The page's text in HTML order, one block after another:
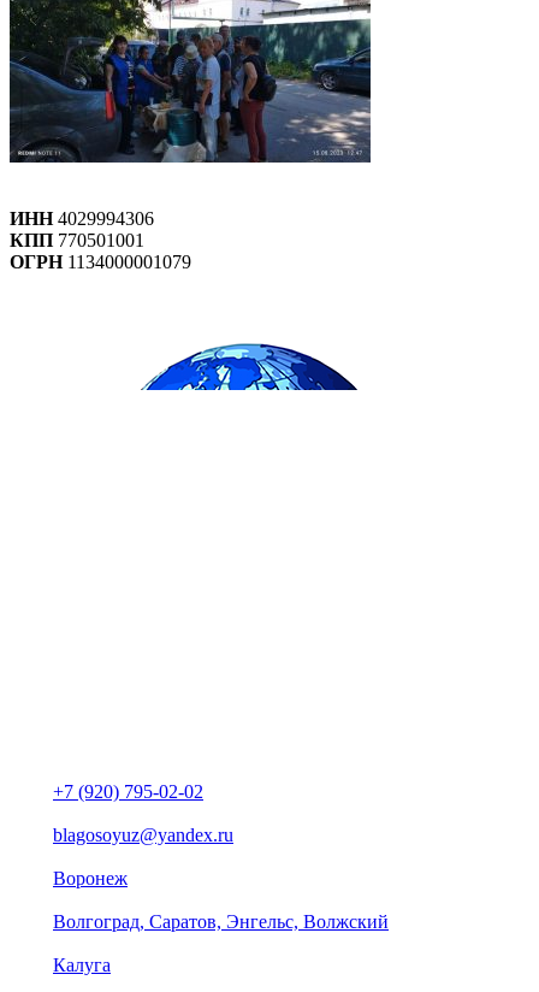
ИНН4029994306
КПП 770501001
ОГРН1134000001079
+7 (920) 795-02-02
blagosoyuz@yandex.ru
Воронеж
Волгоград, Саратов, Энгельс, Волжский
Калуга